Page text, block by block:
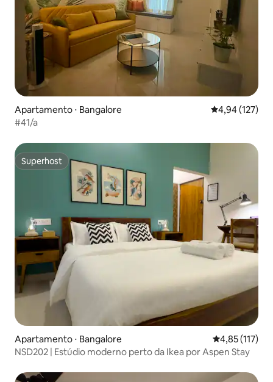
Apartamento ⋅ Bangalore 4,94 de uma
4,94 (127)
#41/a
Superhost
Superhost
Apartamento ⋅ Bangalore 4,85 de uma
4,85 (117)
NSD202 | Estúdio moderno perto da Ikea por Aspen Stay